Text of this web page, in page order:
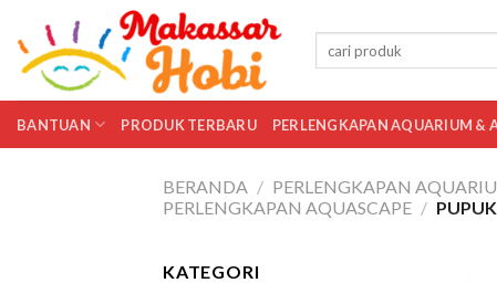
content
untuk:
BANTUAN PRODUK TERBARU PERLENGKAPAN AQUARIUM &
BERANDA / PERLENGKAPAN
PERLENGKAPAN AQUASCAPE /
KATEGORI